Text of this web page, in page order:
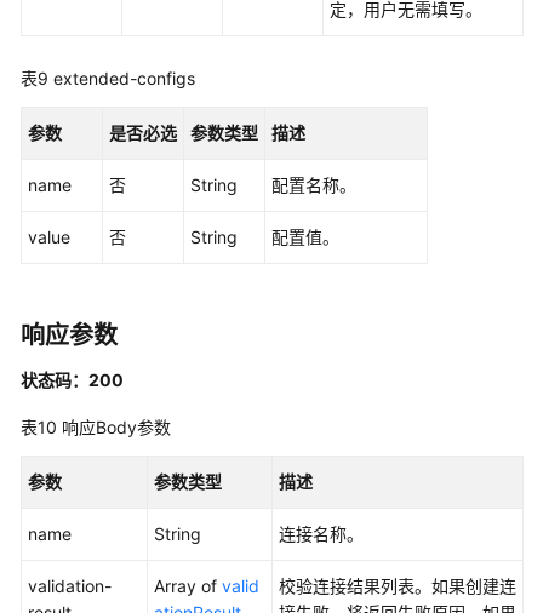
议
书
支
区
域
系
定，用户无需填写。
表9 extended-configs
参数 是否必选 参数类型 描述
name 否 String 配置名称。
value 否 String 配置值。
响应参数
状态码：200
表10 响应Body参数
参数 参数类型 描述
name String 连接名称。
validation-
Array of valid
校验连接结果列表。如果创建连